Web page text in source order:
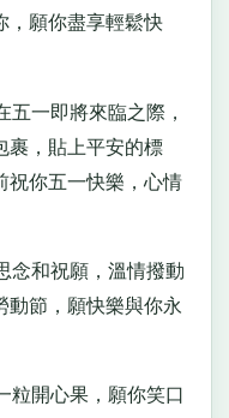
，願你盡享輕鬆快
一即將來臨之際，
裹，貼上平安的標
祝你五一快樂，心情
和祝願，溫情撥動
動節，願快樂與你永
開心果，願你笑口